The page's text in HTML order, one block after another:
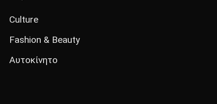
Culture
Fashion & Beauty
Αυτοκίνητο